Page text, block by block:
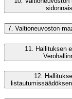
7. Valtioneuvoston
11.
Hallituksen
12.